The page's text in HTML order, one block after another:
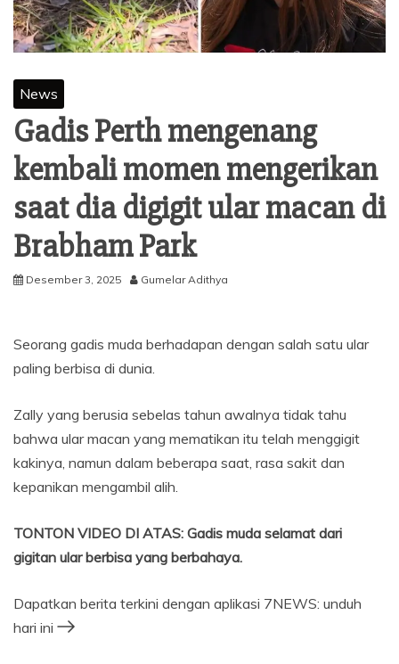
News
Gadis Perth mengenang
kembali momen mengerikan
saat dia digigit ular macan di
Brabham Park
Desember 3, 2025 Gumelar Adithya
Seorang gadis muda berhadapan dengan salah satu ular
paling berbisa di dunia.
Zally yang berusia sebelas tahun awalnya tidak tahu
bahwa ular macan yang mematikan itu telah menggigit
kakinya, namun dalam beberapa saat, rasa sakit dan
kepanikan mengambil alih.
TONTON VIDEO DI ATAS: Gadis muda selamat dari
gigitan ular berbisa yang berbahaya.
Dapatkan berita terkini dengan aplikasi 7NEWS: unduh
hari ini